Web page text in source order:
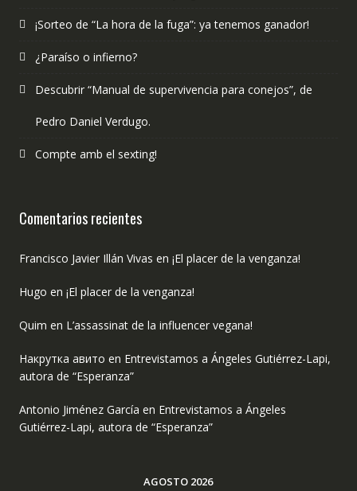
¡Sorteo de “La hora de la fuga”: ya tenemos ganador!
¿Paraíso o infierno?
Descubrir “Manual de supervivencia para conejos”, de
Pedro Daniel Verdugo.
Compte amb el sexting!
Comentarios recientes
Francisco Javier Illán Vivas en ¡El placer de la venganza!
Hugo en ¡El placer de la venganza!
Quim en L’assassinat de la influencer vegana!
Накрутка авито en Entrevistamos a Ángeles Gutiérrez-Lapi,
autora de “Esperanza”
Antonio Jiménez García en Entrevistamos a Ángeles
Gutiérrez-Lapi, autora de “Esperanza”
AGOSTO 2026